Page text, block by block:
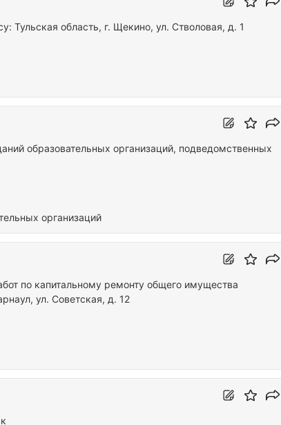
Тульская область, г. Щекино, ул. Стволовая, д. 1
образовательных организаций, подведомственных
организаций
по капитальному ремонту общего имущества
ул. Советская, д. 12